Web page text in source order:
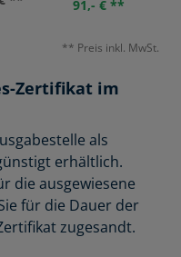
91,- € **
** Preis inkl. MwSt.
Zertifikat im
als
erhältlich.
die ausgewiesene
für die Dauer der
zugesandt.